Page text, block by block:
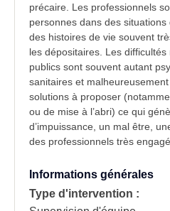
précaire. Les professionnels
personnes dans des situations
des histoires de vie souvent
les dépositaires. Les
publics sont souvent autant
sanitaires et
solutions à proposer
ou de mise à l’abri) ce qui
d’impuissance, un mal être,
des professionnels très
Informations générales
Type d'intervention :